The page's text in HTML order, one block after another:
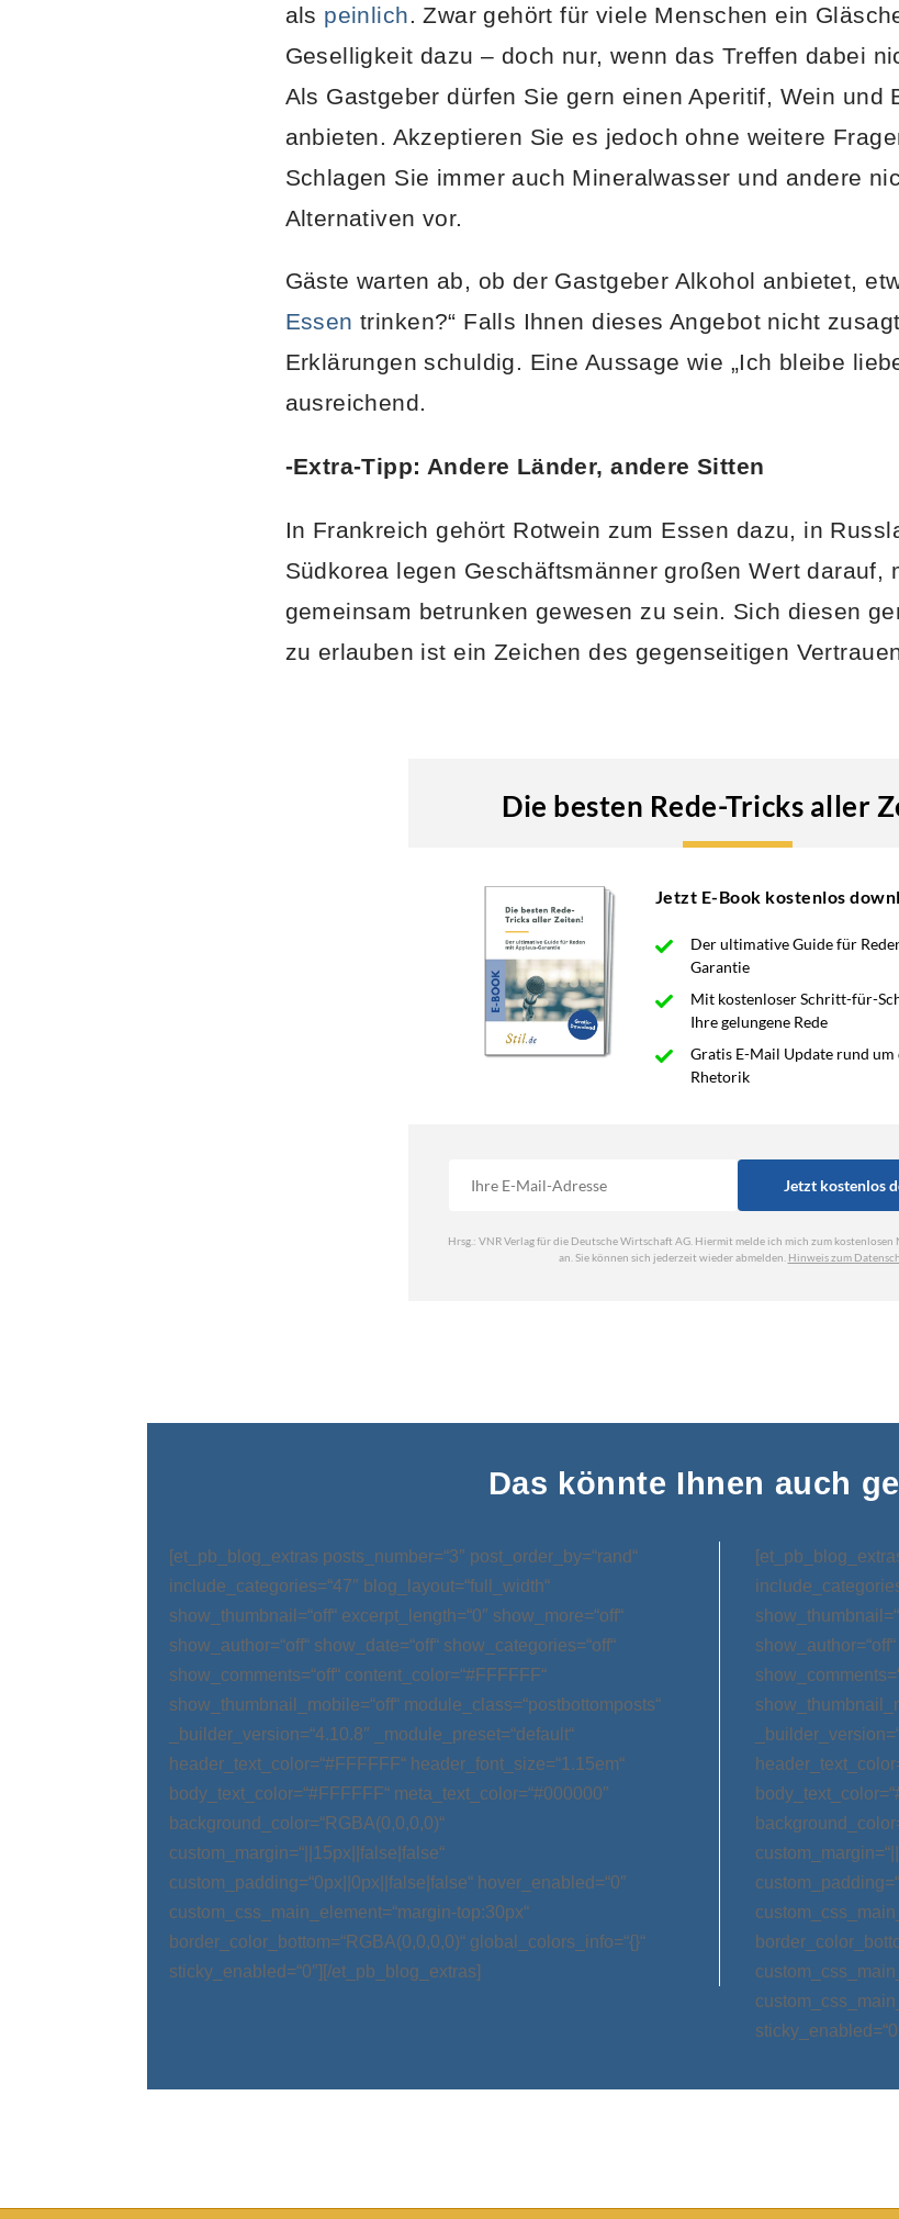
als peinlich. Zwar gehört für viele Menschen ein
Geselligkeit dazu – doch nur, wenn das Treffen dabei
Als Gastgeber dürfen Sie gern einen Aperitif, Wein und
anbieten. Akzeptieren Sie es jedoch ohne weitere
Schlagen Sie immer auch Mineralwasser und andere
Alternativen vor.
Gäste warten ab, ob der Gastgeber Alkohol anbietet,
Essen trinken?“ Falls Ihnen dieses Angebot nicht
Erklärungen schuldig. Eine Aussage wie „Ich bleibe
ausreichend.
-Extra-Tipp: Andere Länder, andere Sitten
In Frankreich gehört Rotwein zum Essen dazu, in
Südkorea legen Geschäftsmänner großen Wert darauf,
gemeinsam betrunken gewesen zu sein. Sich diesen
zu erlauben ist ein Zeichen des gegenseitigen
Das könnte Ihnen auch
[et_pb_blog_extras posts_number=“3″ post_order_by=“rand“
include_categories=“47″ blog_layout=“full_width“
show_thumbnail=“off“ excerpt_length=“0″ show_more=“off“
show_author=“off“ show_date=“off“ show_categories=“off“
show_comments=“off“ content_color=“#FFFFFF“
show_thumbnail_mobile=“off“ module_class=“postbottomposts“
_builder_version=“4.10.8″ _module_preset=“default“
header_text_color=“#FFFFFF“ header_font_size=“1.15em“
body_text_color=“#FFFFFF“ meta_text_color=“#000000″
background_color=“RGBA(0,0,0,0)“
custom_margin=“||15px||false|false“
custom_padding=“0px||0px||false|false“ hover_enabled=“0″
custom_css_main_element=“margin-top:30px“
border_color_bottom=“RGBA(0,0,0,0)“ global_colors_info=“{}“
sticky_enabled=“0″][/et_pb_blog_extras]